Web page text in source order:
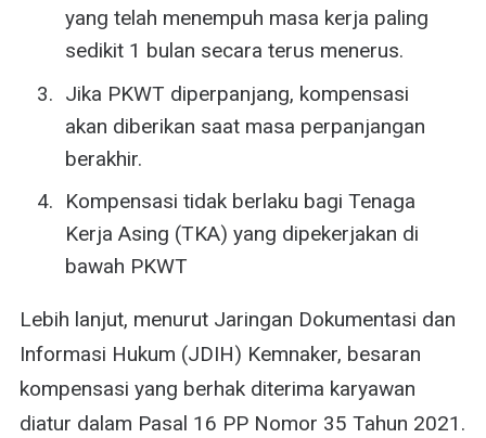
yang telah menempuh masa kerja paling
sedikit 1 bulan secara terus menerus.
Jika PKWT diperpanjang, kompensasi
akan diberikan saat masa perpanjangan
berakhir.
Kompensasi tidak berlaku bagi Tenaga
Kerja Asing (TKA) yang dipekerjakan di
bawah PKWT
Lebih lanjut, menurut Jaringan Dokumentasi dan
Informasi Hukum (JDIH) Kemnaker, besaran
kompensasi yang berhak diterima karyawan
diatur dalam Pasal 16 PP Nomor 35 Tahun 2021.